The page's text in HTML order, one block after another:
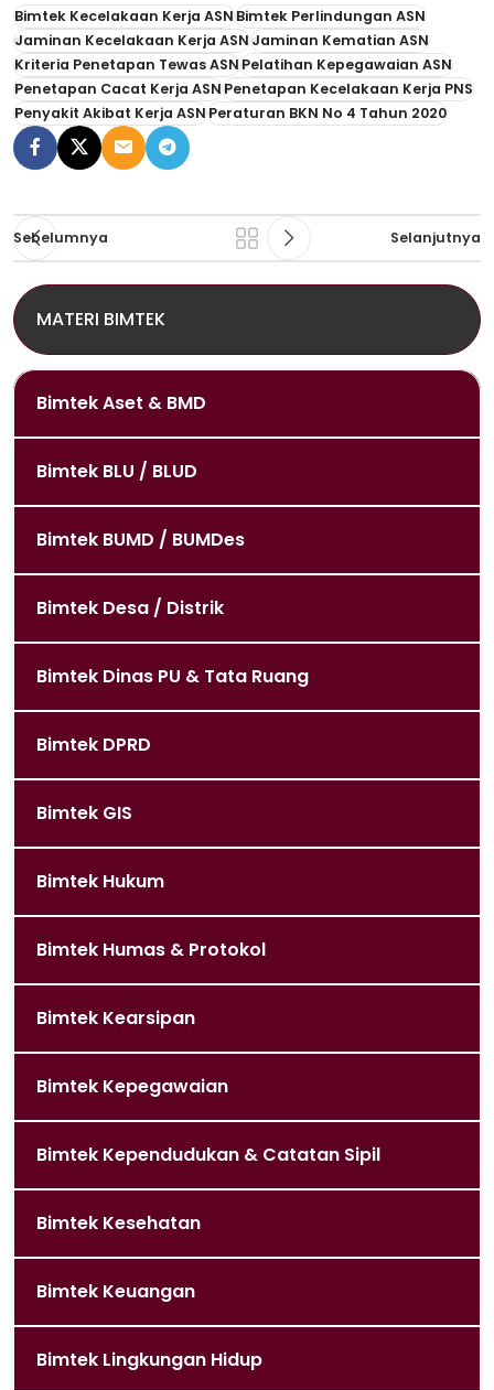
MATERI BIMTEK
Bimtek Aset & BMD
Bimtek BLU / BLUD
Bimtek BUMD / BUMDes
Bimtek Desa / Distrik
Bimtek Dinas PU & Tata Ruang
Bimtek DPRD
Bimtek GIS
Bimtek Hukum
Bimtek Humas & Protokol
Bimtek Kearsipan
Bimtek Kepegawaian
Bimtek Kependudukan & Catatan Sipil
Bimtek Kesehatan
Bimtek Keuangan
Bimtek Lingkungan Hidup
Bimtek Kecelakaan Kerja ASNBimtek Perlindungan ASN
Jaminan Kecelakaan Kerja ASNJaminan Kematian ASN
Kriteria Penetapan Tewas ASNPelatihan Kepegawaian ASN
Penetapan Cacat Kerja ASNPenetapan Kecelakaan Kerja PNS
Penyakit Akibat Kerja ASNPeraturan BKN No 4 Tahun 2020
Sebelumnya Selanjutnya